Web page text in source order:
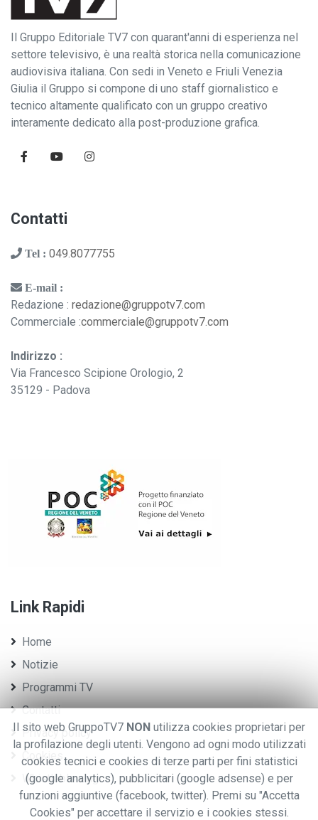
Il Gruppo Editoriale TV7 con quarant'anni di esperienza nel
settore televisivo, è una realtà storica nella comunicazione
audiovisiva italiana. Con sedi in Veneto e Friuli Venezia
Giulia il Gruppo si compone di uno staff giornalistico e
tecnico altamente qualificato con un gruppo creativo
interamente dedicato alla post-produzione grafica.
Contatti
Tel : 049.8077755
E-mail :
Redazione : redazione@gruppotv7.com
Commerciale :commerciale@gruppotv7.com
Indirizzo :
Via Francesco Scipione Orologio, 2
35129 - Padova
Link Rapidi
Home
Notizie
Programmi TV
Contatti
Privacy policy
Cookies
Whistleblowing
Il sito web GruppoTV7 NON utilizza cookies proprietari per
la profilazione degli utenti. Vengono ad ogni modo utilizzati
cookies tecnici e cookies di terze parti per fini statistici
(google analytics), pubblicitari (google adsense) e per
funzioni aggiuntive (facebook, twitter). Premi su "Accetta
Cookies" per accettare il servizio e i cookies stessi.